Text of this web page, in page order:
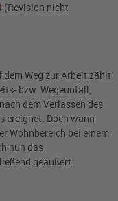
(Revision nicht
dem Weg zur Arbeit zählt
bzw. Wegeunfall,
dem Verlassen des
ereignet. Doch wann
Wohnbereich bei einem
nun das
geäußert.